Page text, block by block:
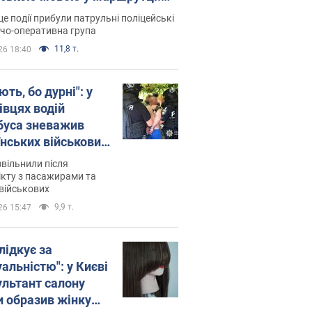
склала адмінпротокол.
події прибули патрульні поліцейські
оперативна група
18:40 11,8 т.
бо дурні": у
водій
зневажив
військових
Відео
після
з пасажирами та
15:47 9,9 т.
за
у Києві
салону
образив жінку